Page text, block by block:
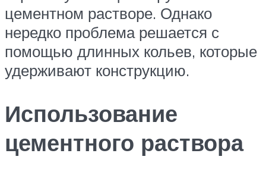
цементном растворе. Однако
нередко проблема решается с
помощью длинных кольев, которые
удерживают конструкцию.
Использование
цементного раствора